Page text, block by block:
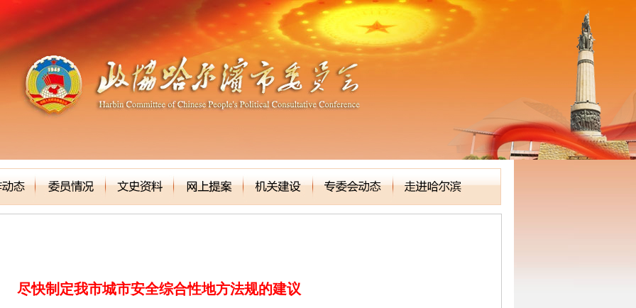
尽快制定我市城市安全综合性地方法规的建议